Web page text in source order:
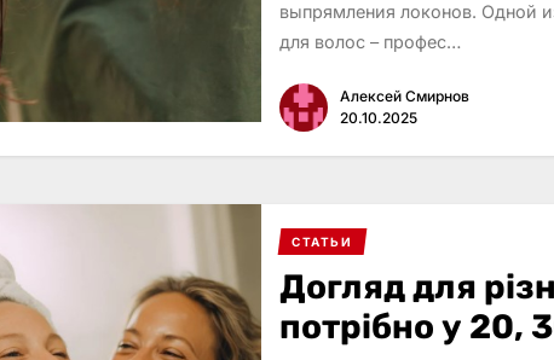
выпрямления локонов. Одной
для волос – профес…
Алексей Смирнов
20.10.2025
СТАТЬИ
Догляд для
потрібно у 20,